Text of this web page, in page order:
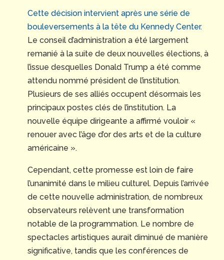
Cette décision intervient après une série de
bouleversements à la tête du Kennedy Center.
Le conseil d’administration a été largement
remanié à la suite de deux nouvelles élections, à
l’issue desquelles Donald Trump a été comme
attendu nommé président de l’institution.
Plusieurs de ses alliés occupent désormais les
principaux postes clés de l’institution. La
nouvelle équipe dirigeante a affirmé vouloir «
renouer avec l’âge d’or des arts et de la culture
américaine ».
Cependant, cette promesse est loin de faire
l’unanimité dans le milieu culturel. Depuis l’arrivée
de cette nouvelle administration, de nombreux
observateurs relèvent une transformation
notable de la programmation. Le nombre de
spectacles artistiques aurait diminué de manière
significative, tandis que les conférences de